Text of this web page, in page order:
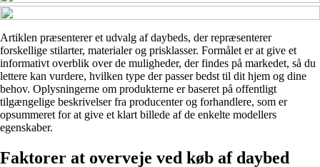
Artiklen præsenterer et udvalg af daybeds, der repræsenterer
forskellige stilarter, materialer og prisklasser. Formålet er at give et
informativt overblik over de muligheder, der findes på markedet, så du
lettere kan vurdere, hvilken type der passer bedst til dit hjem og dine
behov. Oplysningerne om produkterne er baseret på offentligt
tilgængelige beskrivelser fra producenter og forhandlere, som er
opsummeret for at give et klart billede af de enkelte modellers
egenskaber.
Faktorer at overveje ved køb af daybed